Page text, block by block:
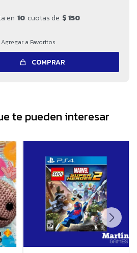
en 10 cuotas de $ 150
COMPRAR
te pueden interesar